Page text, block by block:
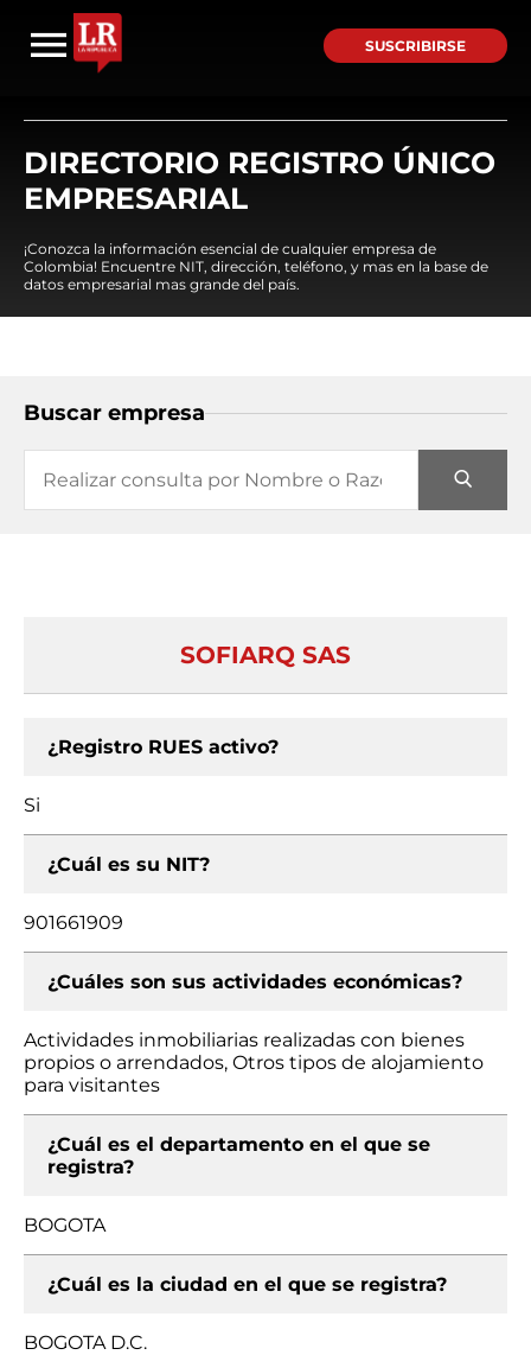
SUSCRIBIRSE
DIRECTORIO REGISTRO ÚNICO
EMPRESARIAL
¡Conozca la información esencial de cualquier empresa de
Colombia! Encuentre NIT, dirección, teléfono, y mas en la base de
datos empresarial mas grande del país.
Buscar empresa
SOFIARQ SAS
¿Registro RUES activo?
Si
¿Cuál es su NIT?
901661909
¿Cuáles son sus actividades económicas?
Actividades inmobiliarias realizadas con bienes
propios o arrendados, Otros tipos de alojamiento
para visitantes
¿Cuál es el departamento en el que se
registra?
BOGOTA
¿Cuál es la ciudad en el que se registra?
BOGOTA D.C.